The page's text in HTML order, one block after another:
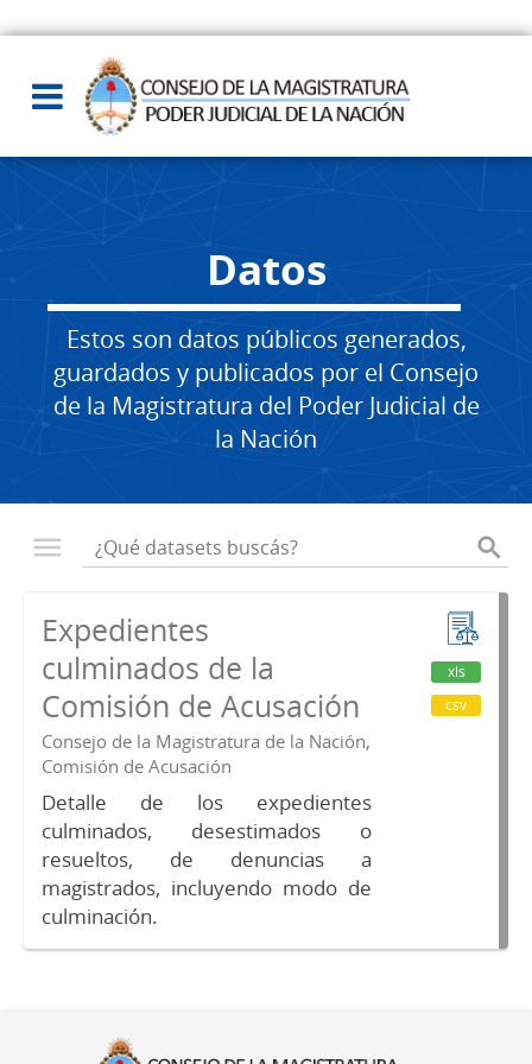
Datos
Estos son datos públicos generados,
guardados y publicados por el Consejo
de la Magistratura del Poder Judicial de
la Nación
Expedientes
culminados de la
Comisión de Acusación
Consejo de la Magistratura de la Nación,
Comisión de Acusación
Detalle de los expedientes
culminados, desestimados o
resueltos, de denuncias a
magistrados, incluyendo modo de
culminación.
xls
csv